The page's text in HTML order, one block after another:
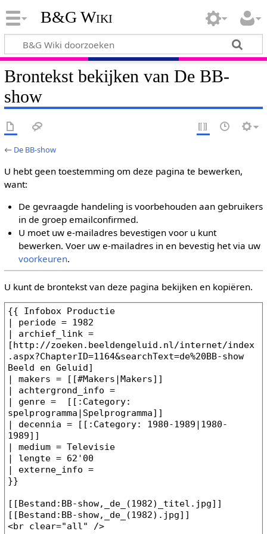
B&G Wiki
Brontekst bekijken van De BB-
show
← De BB-show
U hebt geen toestemming om deze pagina te bewerken,
want:
De gevraagde handeling is voorbehouden aan gebruikers
in de groep emailconfirmed.
U moet uw e-mailadres bevestigen voor u kunt
bewerken. Voer uw e-mailadres in en bevestig het via uw
voorkeuren.
U kunt de brontekst van deze pagina bekijken en kopiëren.